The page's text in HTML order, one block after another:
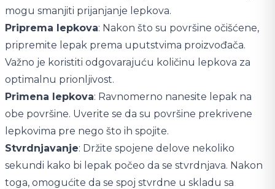
mogu smanjiti prijanjanje lepkova.
Priprema lepkova: Nakon što su površine očišćene,
pripremite lepak prema uputstvima proizvođača.
Važno je koristiti odgovarajuću količinu lepkova za
optimalnu prionljivost.
Primena lepkova: Ravnomerno nanesite lepak na
obe površine. Uverite se da su površine prekrivene
lepkovima pre nego što ih spojite.
Stvrdnjavanje: Držite spojene delove nekoliko
sekundi kako bi lepak počeo da se stvrdnjava. Nakon
toga, omogućite da se spoj stvrdne u skladu sa